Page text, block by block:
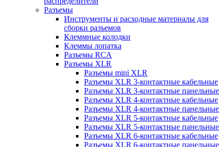
Разъемы
Инструменты и расходные материалы для
сборки разъемов
Клеммные колодки
Клеммы лопатка
Разъемы RCA
Разъемы XLR
Разъемы mini XLR
Разъемы XLR 3-контактные кабельные
Разъемы XLR 3-контактные панельные
Разъемы XLR 4-контактные кабельные
Разъемы XLR 4-контактные панельные
Разъемы XLR 5-контактные кабельные
Разъемы XLR 5-контактные панельные
Разъемы XLR 6-контактные кабельные
Разъемы XLR 6-контактные панельные